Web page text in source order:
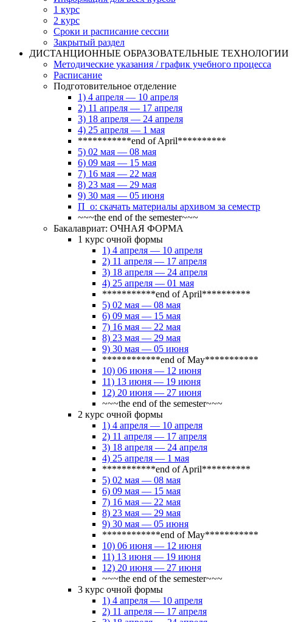
1 курс
2 курс
Сроки и расписание сессии
Закрытый раздел
ДИСТАНЦИОННЫЕ ОБРАЗОВАТЕЛЬНЫЕ ТЕХНОЛОГИИ
Методические указания / график учебного процесса
Расписание
Подготовительное отделение
1) 4 апреля — 10 апреля
2) 11 апреля — 17 апреля
3) 18 апреля — 24 апреля
4) 25 апреля — 1 мая
***********end of April**********
5) 02 мая — 08 мая
6) 09 мая — 15 мая
7) 16 мая — 22 мая
8) 23 мая — 29 мая
9) 30 мая — 05 июня
П_о: скачать материалы архивом за семестр
~~~the end of the semester~~~
Бакалавриат: ОЧНАЯ ФОРМА
1 курс очной формы
1) 4 апреля — 10 апреля
2) 11 апреля — 17 апреля
3) 18 апреля — 24 апреля
4) 25 апреля — 01 мая
***********end of April**********
5) 02 мая — 08 мая
6) 09 мая — 15 мая
7) 16 мая — 22 мая
8) 23 мая — 29 мая
9) 30 мая — 05 июня
************end of May***********
10) 06 июня — 12 июня
11) 13 июня — 19 июня
12) 20 июня — 27 июня
~~~the end of the semester~~~
2 курс очной формы
1) 4 апреля — 10 апреля
2) 11 апреля — 17 апреля
3) 18 апреля — 24 апреля
4) 25 апреля — 1 мая
***********end of April**********
5) 02 мая — 08 мая
6) 09 мая — 15 мая
7) 16 мая — 22 мая
8) 23 мая — 29 мая
9) 30 мая — 05 июня
************end of May***********
10) 06 июня — 12 июня
11) 13 июня — 19 июня
12) 20 июня — 27 июня
~~~the end of the semester~~~
3 курс очной формы
1) 4 апреля — 10 апреля
2) 11 апреля — 17 апреля